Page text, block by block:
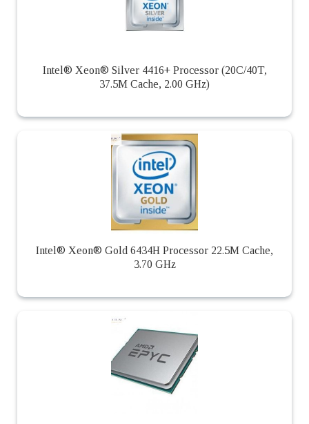
Intel® Xeon® Silver 4416+ Processor (20C/40T,
37.5M Cache, 2.00 GHz)
Intel® Xeon® Gold 6434H Processor 22.5M Cache,
3.70 GHz